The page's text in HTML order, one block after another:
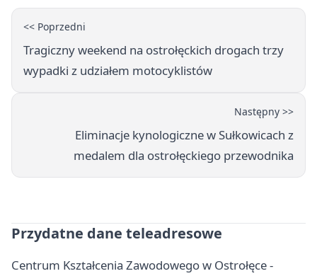
<< Poprzedni
Tragiczny weekend na ostrołęckich drogach trzy
wypadki z udziałem motocyklistów
Następny >>
Eliminacje kynologiczne w Sułkowicach z
medalem dla ostrołęckiego przewodnika
Przydatne dane teleadresowe
Centrum Kształcenia Zawodowego w Ostrołęce -